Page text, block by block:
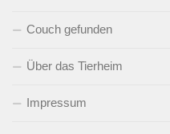
Couch gefunden
Über das Tierheim
Impressum